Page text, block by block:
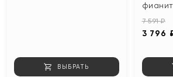
ВЫБРАТЬ
7 591 ₽
3 796